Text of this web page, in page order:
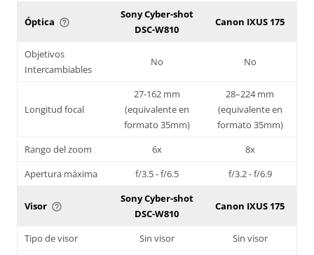
Óptica help_outline
Sony Cyber-shot
DSC-W810
Canon IXUS 175
Objetivos
Intercambiables
No No
Longitud focal
27-162 mm
(equivalente en
formato 35mm)
28–224 mm
(equivalente en
formato 35mm)
Rango del zoom
6x
8x
Apertura máxima
f/3.5 - f/6.5 f/3.2 - f/6.9
Visor help_outline
Sony Cyber-shot
DSC-W810
Canon IXUS 175
Tipo de visor Sin visor
Sin visor